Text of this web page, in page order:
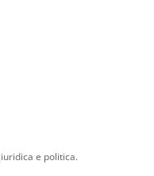
e politica.